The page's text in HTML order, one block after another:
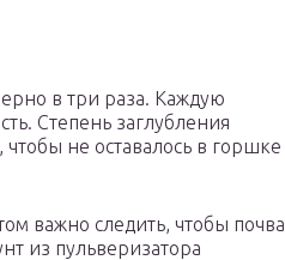
в три раза. Каждую
Степень заглубления
не оставалось в горшке
важно следить, чтобы почва
из пульверизатора